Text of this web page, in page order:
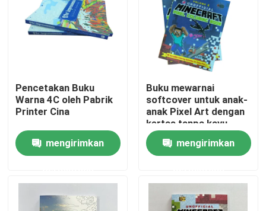
Rumah
video
Pencetakan Buku
Warna 4C oleh Pabrik
Printer Cina
mengirimkan
Buku mewarnai
softcover untuk anak-
anak Pixel Art dengan
kertas tanpa kayu
mengirimkan